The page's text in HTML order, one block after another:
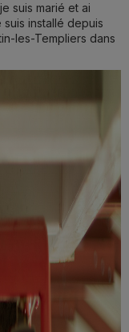
suis marié et ai
installé depuis
les-Templiers dans